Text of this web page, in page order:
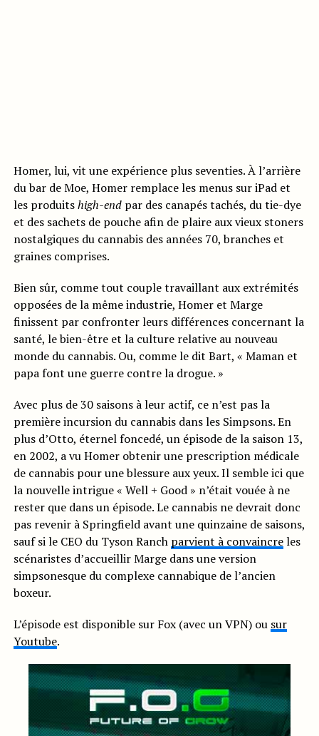
Homer, lui, vit une expérience plus seventies. À l’arrière
du bar de Moe, Homer remplace les menus sur iPad et
les produitshigh-end par des canapés tachés, du tie-dye
et des sachets de pouche afin de plaire aux vieux stoners
nostalgiques du cannabis des années 70, branches et
graines comprises.
Bien sûr, comme tout couple travaillant aux extrémités
opposées de la même industrie, Homer et Marge
finissent par confronter leurs différences concernant la
santé, le bien-être et la culture relative au nouveau
monde du cannabis. Ou, comme le dit Bart, « Maman et
papa font une guerre contre la drogue. »
Avec plus de 30 saisons à leur actif, ce n’est pas la
première incursion du cannabis dans les Simpsons. En
plus d’Otto, éternel foncedé, un épisode de la saison 13,
en 2002, a vu Homer obtenir une prescription médicale
de cannabis pour une blessure aux yeux. Il semble ici que
la nouvelle intrigue « Well + Good » n’était vouée à ne
rester que dans un épisode. Le cannabis ne devrait donc
pas revenir à Springfield avant une quinzaine de saisons,
sauf si le CEO du Tyson Ranch parvient à convaincreles
scénaristes d’accueillir Marge dans une version
simpsonesque du complexe cannabique de l’ancien
boxeur.
L’épisode est disponible sur Fox (avec un VPN) ou sur
Youtube.